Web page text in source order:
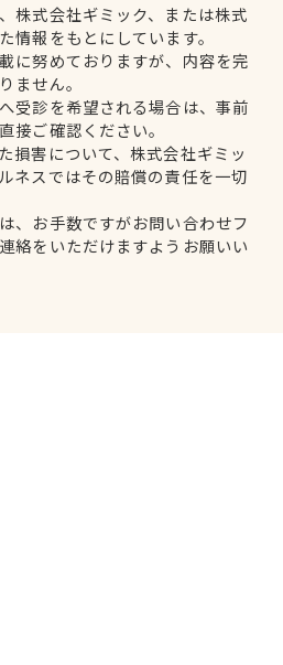
株式会社ギミック、または株式
情報をもとにしています。
に努めておりますが、内容を完
ません。
受診を希望される場合は、事前
接ご確認ください。
損害について、株式会社ギミッ
ネスではその賠償の責任を一切
、お手数ですがお問い合わせフ
絡をいただけますようお願いい